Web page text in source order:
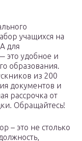
учащихся на
для
это удобное и
образования.
из 200
документов и
рассрочка от
Обращайтесь!
– это не столько